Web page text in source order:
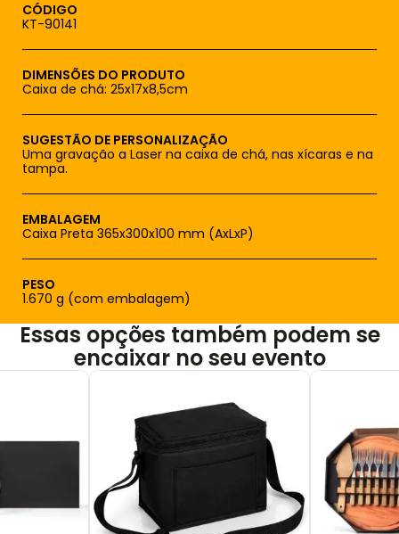
CÓDIGO
KT-90141
DIMENSÕES DO PRODUTO
Caixa de chá: 25x17x8,5cm
SUGESTÃO DE PERSONALIZAÇÃO
Uma gravação a Laser na caixa de chá, nas xícaras e na
tampa.
EMBALAGEM
Caixa Preta 365x300x100 mm (AxLxP)
PESO
1.670 g (com embalagem)
Essas opções também podem se
encaixar no seu evento